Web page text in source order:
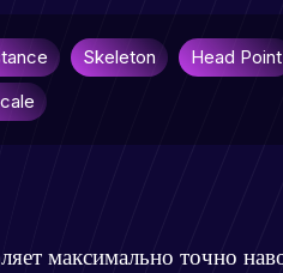
Skeleton Head Point
максимально точно